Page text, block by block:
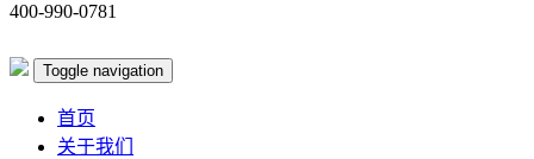
400-990-0781
Toggle navigation
首页
关于我们